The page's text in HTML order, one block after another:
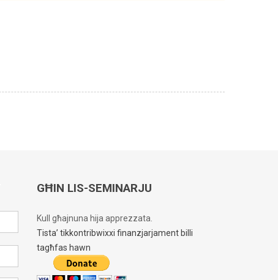
GĦIN LIS-SEMINARJU
Kull għajnuna hija apprezzata.
Tista’ tikkontribwixxi finanzjarjament billi
tagħfas hawn